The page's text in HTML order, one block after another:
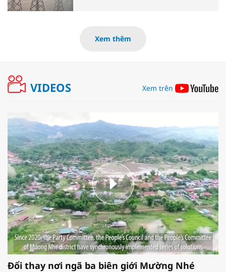
Xem thêm
VIDEOS Xem trên
Đổi thay nơi ngã ba biên giới Mường Nhé